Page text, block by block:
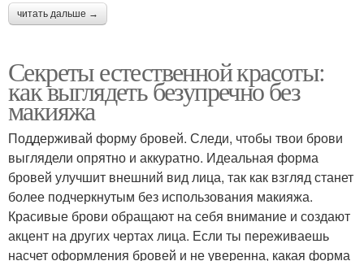
читать дальше →
Секреты естественной красоты:
как выглядеть безупречно без
макияжа
Поддерживай форму бровей. Следи, чтобы твои брови
выглядели опрятно и аккуратно. Идеальная форма
бровей улучшит внешний вид лица, так как взгляд станет
более подчеркнутым без использования макияжа.
Красивые брови обращают на себя внимание и создают
акцент на других чертах лица. Если ты переживаешь
насчет оформления бровей и не уверенна, какая форма